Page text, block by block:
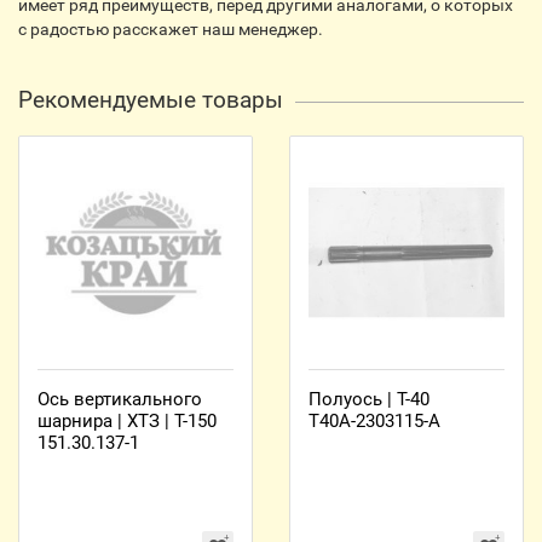
имеет ряд преимуществ, перед другими аналогами, о которых
с радостью расскажет наш менеджер.
Рекомендуемые товары
Ось вертикального
шарнира | ХТЗ | Т-150
151.30.137-1
Полуось | Т-40
Т40А-2303115-А